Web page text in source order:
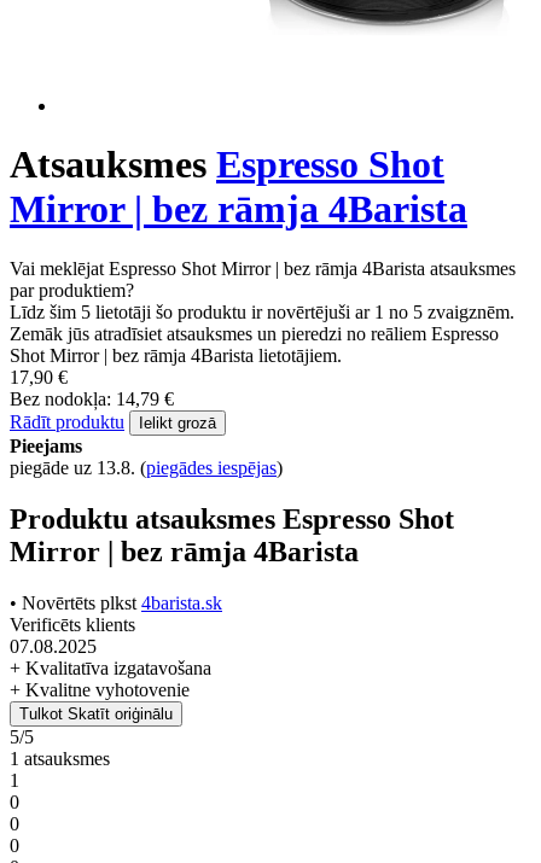
Atsauksmes Espresso Shot
Mirror | bez rāmja 4Barista
Vai meklējat Espresso Shot Mirror | bez rāmja 4Barista atsauksmes
par produktiem?
Līdz šim 5 lietotāji šo produktu ir novērtējuši ar 1 no 5 zvaigznēm.
Zemāk jūs atradīsiet atsauksmes un pieredzi no reāliem Espresso
Shot Mirror | bez rāmja 4Barista lietotājiem.
17,90 €
Bez nodokļa: 14,79 €
Rādīt produktu
Ielikt grozā
Pieejams
piegāde uz 13.8. (piegādes iespējas)
Produktu atsauksmes Espresso Shot
Mirror | bez rāmja 4Barista
• Novērtēts plkst 4barista.sk
Verificēts klients
07.08.2025
+ Kvalitatīva izgatavošana
+ Kvalitne vyhotovenie
Tulkot Skatīt oriģinālu
5/5
1 atsauksmes
1
0
0
0